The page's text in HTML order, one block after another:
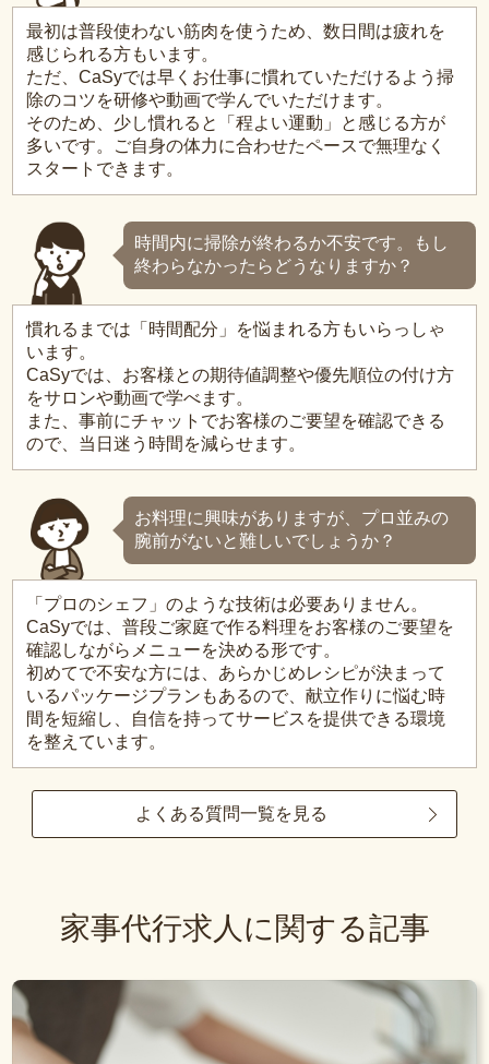
最初は普段使わない筋肉を使うため、数日間は疲れを
感じられる方もいます。
ただ、CaSyでは早くお仕事に慣れていただけるよう掃
除のコツを研修や動画で学んでいただけます。
そのため、少し慣れると「程よい運動」と感じる方が
多いです。ご自身の体力に合わせたペースで無理なく
スタートできます。
時間内に掃除が終わるか不安です。もし
終わらなかったらどうなりますか？
慣れるまでは「時間配分」を悩まれる方もいらっしゃ
います。
CaSyでは、お客様との期待値調整や優先順位の付け方
をサロンや動画で学べます。
また、事前にチャットでお客様のご要望を確認できる
ので、当日迷う時間を減らせます。
お料理に興味がありますが、プロ並みの
腕前がないと難しいでしょうか？
「プロのシェフ」のような技術は必要ありません。
CaSyでは、普段ご家庭で作る料理をお客様のご要望を
確認しながらメニューを決める形です。
初めてで不安な方には、あらかじめレシピが決まって
いるパッケージプランもあるので、献立作りに悩む時
間を短縮し、自信を持ってサービスを提供できる環境
を整えています。
よくある質問一覧を見る
家事代行求人に関する記事